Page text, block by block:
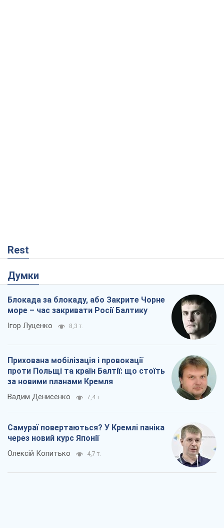
Rest
Думки
Блокада за блокаду, або Закрите Чорне
море – час закривати Росії Балтику
Ігор Луценко 8,3 т.
Прихована мобілізація і провокації
проти Польщі та країн Балтії: що стоїть
за новими планами Кремля
Вадим Денисенко 7,4 т.
Самураї повертаються? У Кремлі паніка
через новий курс Японії
Олексій Копитько 4,7 т.